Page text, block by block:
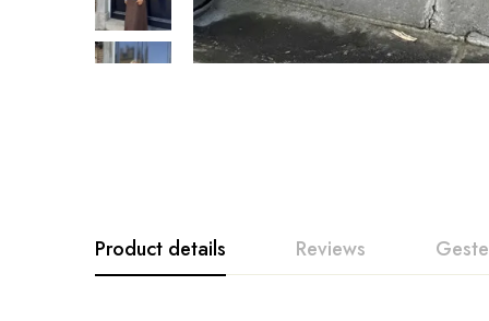
Product details Reviews